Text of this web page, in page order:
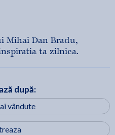
Mihai Dan Bradu,
ta zilnica.
după:
vândute